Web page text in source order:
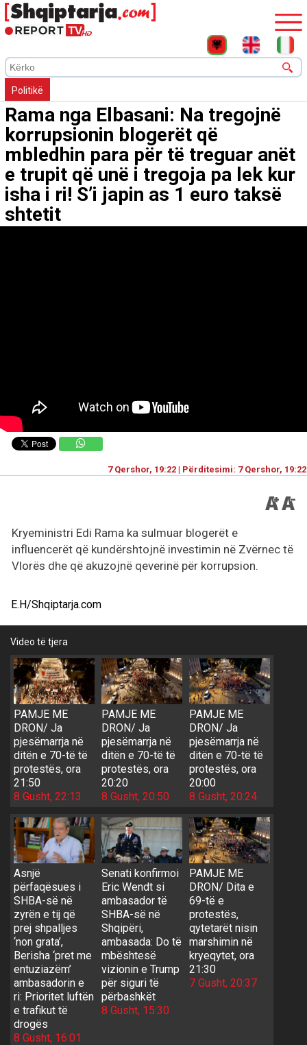
Politikë
Rama nga Elbasani: Na tregojnë
korrupsionin blogerët që
mbledhin para për të treguar anët
e trupit që unë i tregoja pa lek kur
isha i ri! S’i japin as 1 euro taksë
shtetit
7 Qershor, 19:22 | Përditesimi: 7 Qershor, 19:22
Kryeministri Edi Rama ka sulmuar blogerët e
influencerët që kundërshtojnë investimin në Zvërnec të
Vlorës dhe që akuzojnë qeverinë për korrupsion.
E.H/Shqiptarja.com
Video të tjera
PAMJE ME
DRON/ Ja
pjesëmarrja në
ditën e 70-të të
protestës, ora
21:50
8 Gusht, 22:13
PAMJE ME
DRON/ Ja
pjesëmarrja në
ditën e 70-të të
protestës, ora
20:20
8 Gusht, 20:50
PAMJE ME
DRON/ Ja
pjesëmarrja në
ditën e 70-të të
protestës, ora
20:00
8 Gusht, 20:24
Asnjë
përfaqësues i
SHBA-së në
zyrën e tij që
prej shpalljes
‘non grata’,
Berisha ‘pret me
entuziazëm’
ambasadorin e
ri: Prioritet luftën
e trafikut të
drogës
8 Gusht, 16:01
Senati konfirmoi
Eric Wendt si
ambasador të
SHBA-së në
Shqipëri,
ambasada: Do të
mbështesë
vizionin e Trump
për siguri të
përbashkët
8 Gusht, 15:30
PAMJE ME
DRON/ Dita e
69-të e
protestës,
qytetarët nisin
marshimin në
kryeqytet, ora
21:30
7 Gusht, 20:37